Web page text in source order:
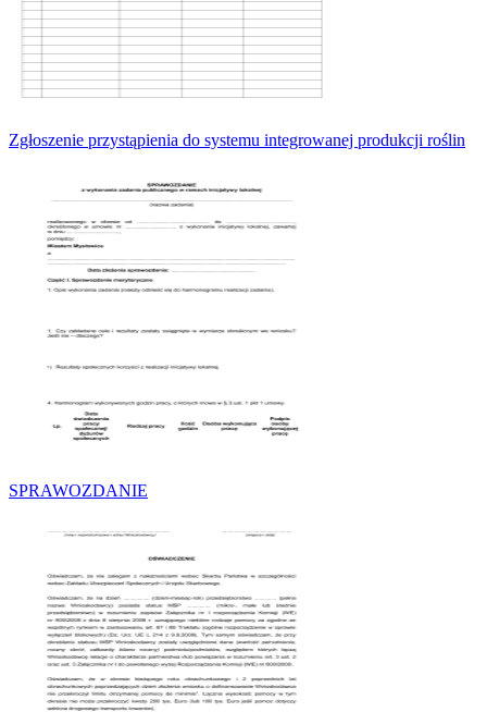
Zgłoszenie przystąpienia do systemu integrowanej produkcji roślin
SPRAWOZDANIE